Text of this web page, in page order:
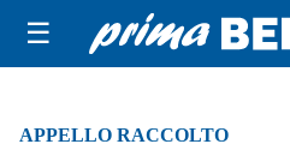
☰
APPELLO RACCOLTO